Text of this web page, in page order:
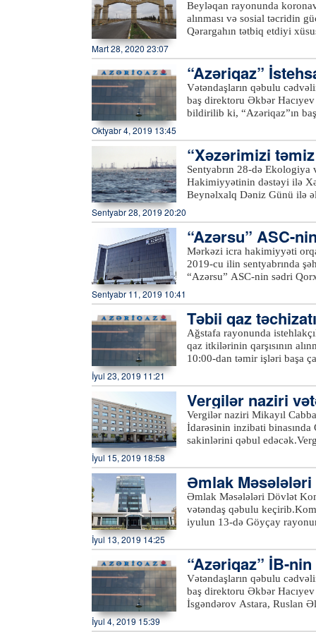
imkanlarını
ilin aprelində “Azersky”
Qafqazda ilk və yeganə
telekommunikasiya peyki
“Azersky” və “Azerspace-
əndirilib
Beyləqan rayonunda
alınması və sosial təcridin
Qərargahın tətbiq etdiyi
xəbər verir ki, bu məqsədlə
2-3 nəfərdən ibarət qruplar
söhbət edir, karantin
əhalini küçə və
keçdiyi küçələrdə,
obyektlərinin ətrafında,
Mart 28, 2020 23:07
“Azəriqaz”
Vətəndaşların qəbulu
baş direktoru Əkbər
bildirilib ki, “Azəriqaz”ın
dinləyiblər. Qəbula gələn
xətlərinin yerinin
Hər bir vətəndaşın
həlli barədə müvafiq
Oktyabr 4, 2019 13:45
“Xəzərimizi
Sentyabrın 28-də
Hakimiyyətinin dəstəyi ilə
Beynəlxalq Dəniz Günü ilə
tullantılarından
və Təbii Sərvətlər
nazirliyin digər yerli
Şəhər Mənzil-Kommunal
ümumilikdə, 100-dən çox
Sentyabr 28, 2019 20:20
“Azərsu” ASC-
Mərkəzi icra hakimiyyəti
2019-cu ilin sentyabrında
“Azərsu” ASC-nin sədri
sentyabrın 19-da “Azərsu”
Göygöl və Daşkəsən
müavini Etibar Məmmədov
sakinlərini qəbul
Naftalan sukanal
təchizatı və kanalizasiya
“office@azersu.az” elektron
Sentyabr 11, 2019 10:41
Təbii qaz
Ağstafa rayonunda
qaz itkilərinin qarşısının
10:00-dan təmir işləri başa
məqsədilə bir qrup
ki, bu barədə “Azəriqaz”
İyul 23, 2019 11:21
Vergilər naziri
Vergilər naziri Mikayıl
İdarəsinin inzibati binasında
sakinlərini qəbul
10 saylı Ərazi Vergilər
habelə İsmayıllı, Balakən
etməklə, eləcə də Vergilər
keçə bilərlər.xeber100.com
İyul 15, 2019 18:58
Əmlak
b
Əmlak Məsələləri Dövlət
vətəndaş qəbulu
iyulun 13-də Göyçay
struktur bölmə rəhbərlərinin
müraciətlər diqqətlə
müraciətlər nəzarətə
ilə bağlı komitə sədri
komitənin fəaliyyət
göndərilməsi üçün
İyul 13, 2019 14:25
“Azəriqaz” İB-
dinləyib
Vətəndaşların qəbulu
baş direktoru Əkbər
İsgəndərov Astara, Ruslan
vətəndaşların müraciətlərinə
İyul 4, 2019 15:39